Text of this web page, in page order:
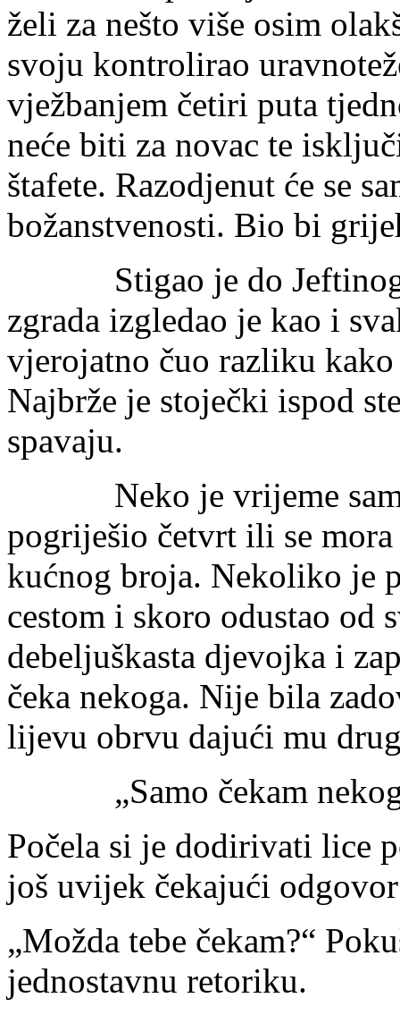
želi za nešto više osim
svoju kontrolirao
vježbanjem četiri puta
neće biti za novac te
štafete. Razodjenut će se
božanstvenosti. Bio bi
Stigao je do Jeftinog
zgrada izgledao je kao i
vjerojatno čuo razliku
Najbrže je stoječki ispod
spavaju.
Neko je vrijeme sam
pogriješio četvrt ili se
kućnog broja. Nekoliko je
cestom i skoro odustao od
debeljuškasta djevojka i
čeka nekoga. Nije bila
lijevu obrvu dajući mu
„Samo čekam
Počela si je dodirivati lice
još uvijek čekajući
„Možda tebe čekam?“
jednostavnu retoriku.